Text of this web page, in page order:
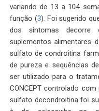
variando de 13 a 104
função (3). Foi sugerido
dos sintomas decorre
suplementos alimentares
sulfato de condroitina
de pureza e sequências
ser utilizado para o
CONCEPT controlado
sulfato decondroitina foi